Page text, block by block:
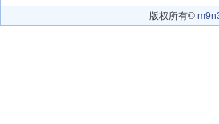
版权所有©